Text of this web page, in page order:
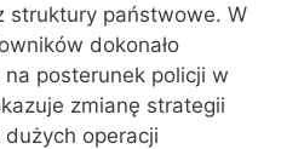
struktury państwowe. W
dokonało
posterunek policji w
zmianę strategii
operacji